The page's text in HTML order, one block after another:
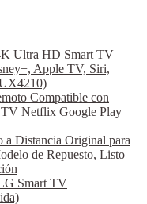
Ultra HD Smart TV
Apple TV, Siri,
Compatible con
Netflix Google Play
Distancia Original para
de Repuesto, Listo
Smart TV